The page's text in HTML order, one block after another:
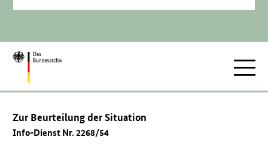
Zur
Zur Beurteilung der Situation
Info-Dienst Nr. 2268/54